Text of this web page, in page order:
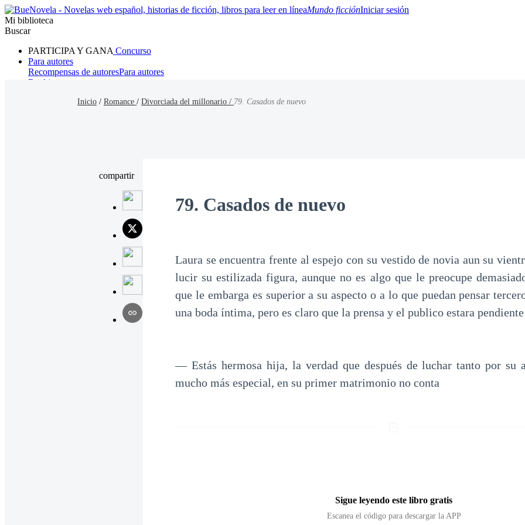
Mundo ficciónIniciar sesión
Mi biblioteca
Buscar
PARTICIPA Y GANA Concurso
Para autores
Recompensas de autoresPara autores
Ranking
Inicio / Romance / Divorciada del millonario / 79. Casados de nuevo
compartir
79. Casados de nuevo
Laura se encuentra frente al espejo con su vestido de novia aun su
lucir su estilizada figura, aunque no es algo que le preocupe
que le embarga es superior a su aspecto o a lo que puedan pensar
una boda íntima, pero es claro que la prensa y el publico estara
— Estás hermosa hija, la verdad que después de luchar tanto por su
mucho más especial, en su primer matrimonio no conta
Sigue leyendo este libro gratis
Escanea el código para descargar la APP